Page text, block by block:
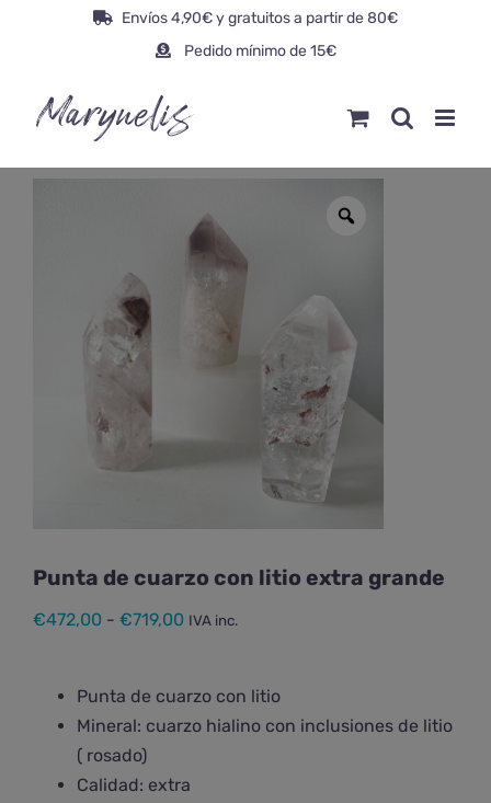
Envíos 4,90€ y gratuitos a partir de 80€
Pedido mínimo de 15€
Punta de cuarzo con litio extra grande
€472,00 - €719,00 Rango
desde
€472,00
€719,00
IVA inc.
Punta de cuarzo con litio
Mineral: cuarzo hialino con inclusiones de litio
( rosado)
Calidad: extra